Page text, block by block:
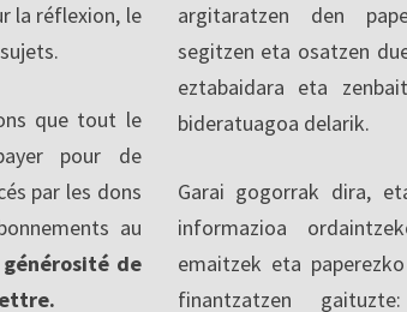
la réflexion, le
que tout le
pour de
par les dons
au
générosité de
argitaratzen den
segitzen eta osatzen
eztabaidara eta
bideratuagoa delarik.
Garai gogorrak dira,
informazioa
emaitzek eta
finantzatzen